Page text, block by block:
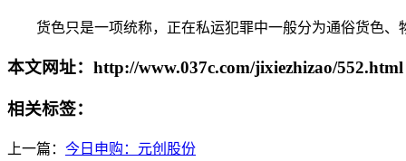
货色只是一项统称，正在私运犯罪中一般分为通俗货色、
本文网址：http://www.037c.com/jixiezhizao/552.html
相关标签：
上一篇： 今日申购：元创股份